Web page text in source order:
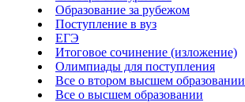
Образование за рубежом
Поступление в вуз
ЕГЭ
Итоговое сочинение (изложение)
Олимпиады для поступления
Все о втором высшем образовании
Все о высшем образовании